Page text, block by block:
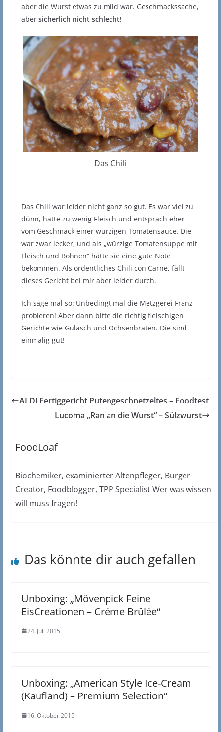
aber die Wurst etwas zu mild war. Geschmackssache,
aber sicherlich nicht schlecht!
Das Chili
Das Chili war leider nicht ganz so gut. Es war viel zu
dünn, hatte zu wenig Fleisch und entsprach eher
vom Geschmack einer würzigen Tomatensauce. Die
war zwar lecker, und als „würzige Tomatensuppe mit
Fleisch und Bohnen“ hätte sie eine gute Note
bekommen. Als ordentliches Chili con Carne, fällt
dieses Gericht bei mir aber leider durch.
Ich sage mal so: Unbedingt mal die Metzgerei Franz
probieren! Aber dann bitte die richtig fleischigen
Gerichte wie Gulasch und Ochsenbraten. Die sind
einmalig gut!
ALDI Fertiggericht Putengeschnetzeltes – Foodtest
Lucoma „Ran an die Wurst“ – Sülzwurst
FoodLoaf
Biochemiker, examinierter Altenpfleger, Burger-
Creator, Foodblogger, TPP Specialist Wer was wissen
will muss fragen!
Das könnte dir auch gefallen
Unboxing: „Mövenpick Feine
EisCreationen – Créme Brûlée“
24. Juli 2015
Unboxing: „American Style Ice-Cream
(Kaufland) – Premium Selection“
16. Oktober 2015